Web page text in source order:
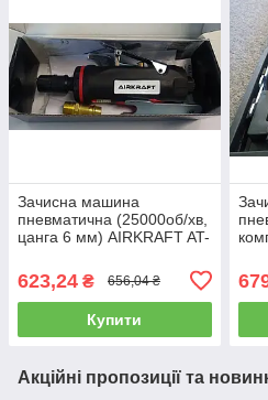
Зачисна машина
пневматична (25000об/хв,
цанга 6 мм) AIRKRAFT AT-
від компресора)
623,24 ₴ 656,04 ₴
Купити
K
Акційні пропозиції та